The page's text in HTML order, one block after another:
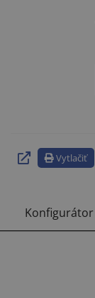
Vytlačiť
Konfigurátor